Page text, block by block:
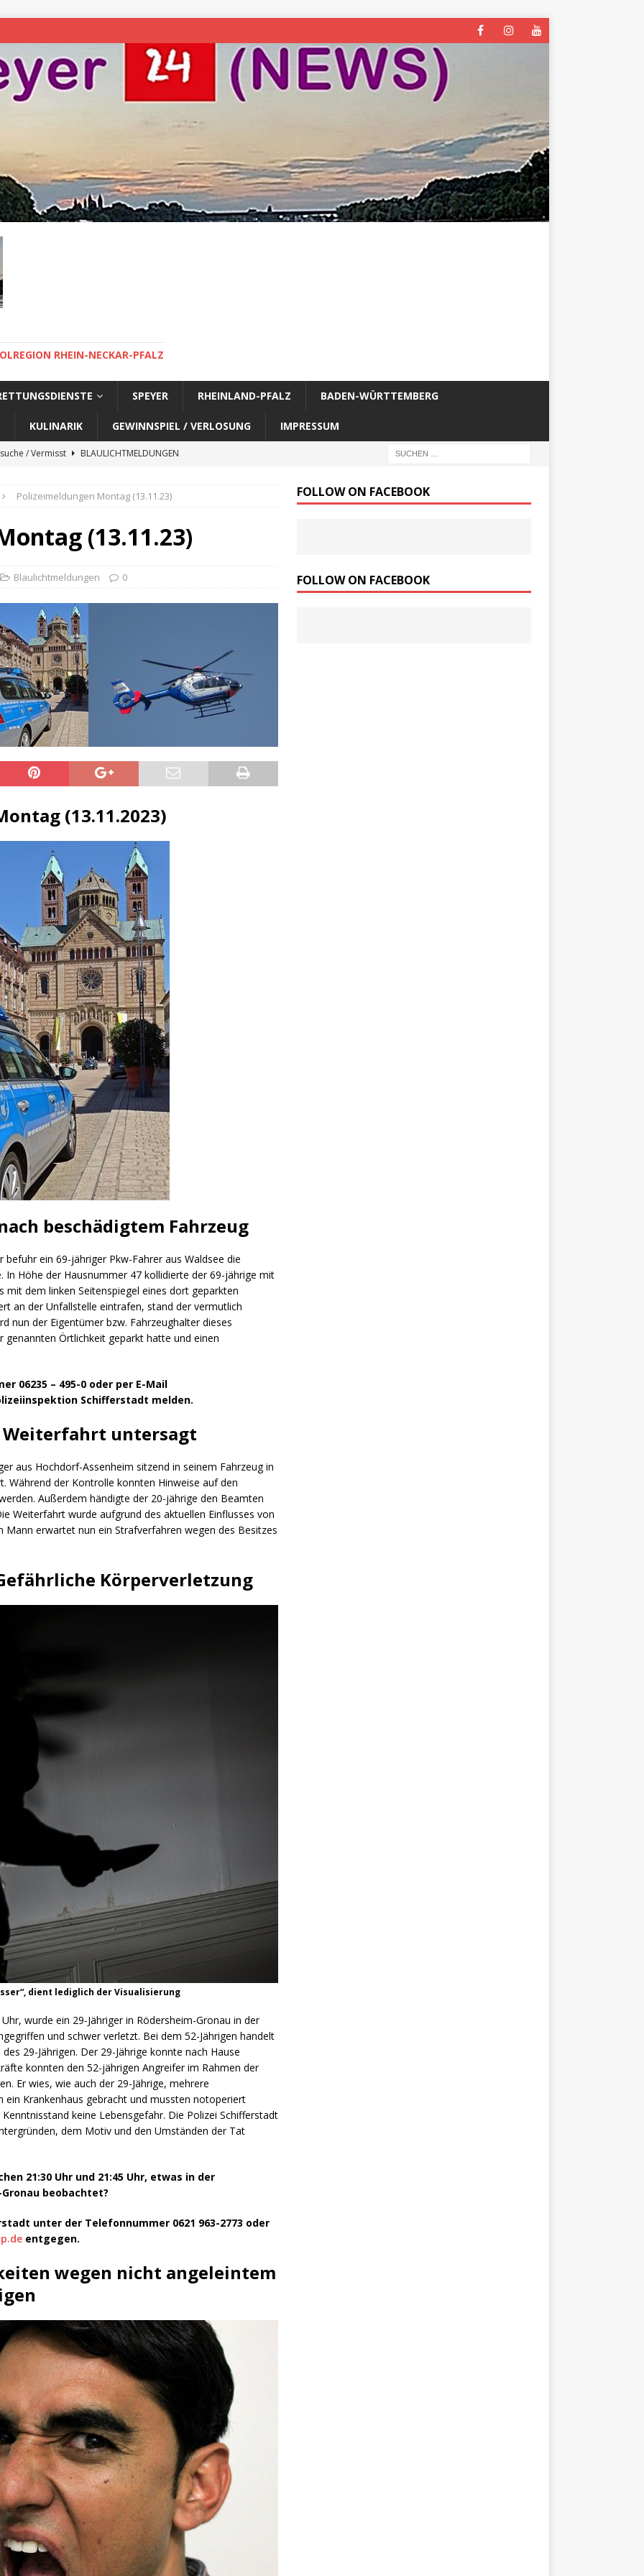
RHEIN-NECKAR-PFALZ
SPEYER RHEINLAND-PFALZ BADEN-WÜRTTEMBERG
KULINARIK GEWINNSPIEL / VERLOSUNG IMPRESSUM
/ Vermisst
BLAULICHTMELDUNGEN
/ Vermisst
BLAULICHTMELDUNGEN
/ Vermisst
SPEYER AKTUELL
BLAULICHTMELDUNGEN
/ Vermisst
BLAULICHTMELDUNGEN
Warnmeldung der Polizei
/ Öffentlichkeitsfahndung
BLAULICHTMELDUNGEN
/ Vermisste Person
BLAULICHTMELDUNGEN
Polizei
BLAULICHTMELDUNGEN
BLAULICHTMELDUNGEN
– Militärischer Übungsplatz Dudenhofen / Speyer
UMWELT
/ Geschwindigkeitsmessung für die KW 19 (05.05. –
gewinnt vor der Schweiz den Longines EEF Nations Cup im
Speyer / Brazzeltag
SPEYER
/ Speyer
SPEYER
(KCanG) BLAULICHTMELDUNGEN
Polizeimeldungen Montag (13.11.23)
(13.11.23)
Blaulichtmeldungen 0
(13.11.2023)
beschädigtem Fahrzeug
ein 69-jähriger Pkw-Fahrer aus Waldsee die
In Höhe der Hausnummer 47 kollidierte der 69-jährige mit
mit dem linken Seitenspiegel eines dort geparkten
an der Unfallstelle eintrafen, stand der vermutlich
nun der Eigentümer bzw. Fahrzeughalter dieses
genannten Örtlichkeit geparkt hatte und einen
06235 – 495-0 oder per E-Mail
Schifferstadt melden.
Weiterfahrt untersagt
aus Hochdorf-Assenheim sitzend in seinem Fahrzeug in
Während der Kontrolle konnten Hinweise auf den
Außerdem händigte der 20-jährige den Beamten
Weiterfahrt wurde aufgrund des aktuellen Einflusses von
erwartet nun ein Strafverfahren wegen des Besitzes
Körperverletzung
dient lediglich der Visualisierung
wurde ein 29-Jähriger in Rödersheim-Gronau in der
und schwer verletzt. Bei dem 52-Jährigen handelt
29-Jährigen. Der 29-Jährige konnte nach Hause
konnten den 52-jährigen Angreifer im Rahmen der
Er wies, wie auch der 29-Jährige, mehrere
ein Krankenhaus gebracht und mussten notoperiert
keine Lebensgefahr. Die Polizei Schifferstadt
dem Motiv und den Umständen der Tat
21:30 Uhr und 21:45 Uhr, etwas in der
beobachtet?
unter der Telefonnummer 0621 963-2773 oder
entgegen.
wegen nicht angeleintem
FOLLOW ON FACEBOOK
FOLLOW ON FACEBOOK